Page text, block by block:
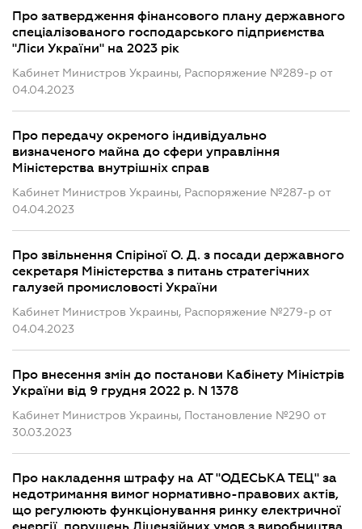
Про затвердження фінансового плану державного
спеціалізованого господарського підприємства
"Ліси України" на 2023 рік
Кабинет Министров Украины, Распоряжение №289-р от
04.04.2023
Про передачу окремого індивідуально
визначеного майна до сфери управління
Міністерства внутрішніх справ
Кабинет Министров Украины, Распоряжение №287-р от
04.04.2023
Про звільнення Спіріної О. Д. з посади державного
секретаря Міністерства з питань стратегічних
галузей промисловості України
Кабинет Министров Украины, Распоряжение №279-р от
04.04.2023
Про внесення змін до постанови Кабінету Міністрів
України від 9 грудня 2022 р. N 1378
Кабинет Министров Украины, Постановление №290 от
30.03.2023
Про накладення штрафу на АТ "ОДЕСЬКА ТЕЦ" за
недотримання вимог нормативно-правових актів,
що регулюють функціонування ринку електричної